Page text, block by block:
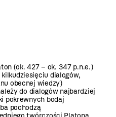
(ok. 427 – ok. 347 p.n.e.)
dialogów,
obecnej wiedzy)
do dialogów najbardziej
pokrewnych bodaj
pochodzą